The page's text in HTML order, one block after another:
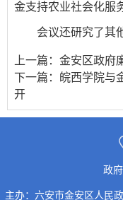
金支持农业社会化服
会议还研究了其
上一篇： 金安区政府
下一篇： 皖西学院与
开
政
主办：六安市金安区人民